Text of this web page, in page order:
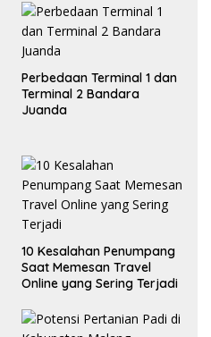
Perbedaan Terminal 1 dan
Terminal 2 Bandara
Juanda
10 Kesalahan Penumpang
Saat Memesan Travel
Online yang Sering Terjadi